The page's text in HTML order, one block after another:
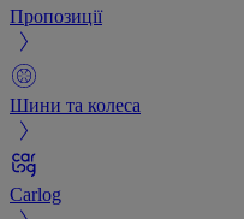
Пропозиції
Шини та колеса
Carlog